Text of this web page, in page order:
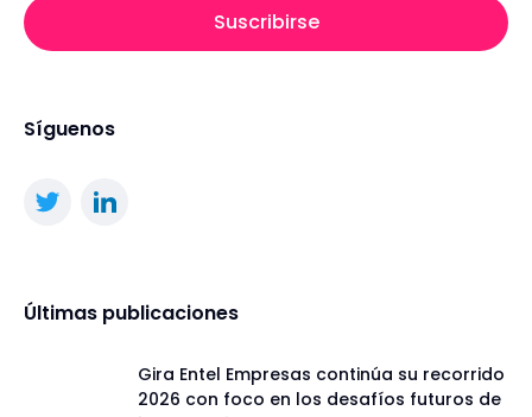
Suscribirse
Síguenos
Últimas publicaciones
Gira Entel Empresas continúa su recorrido
2026 con foco en los desafíos futuros de